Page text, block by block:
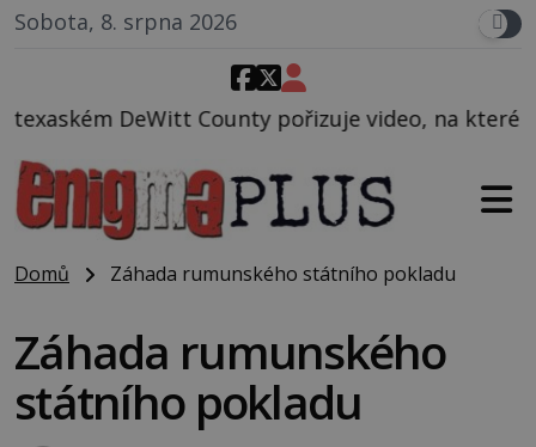
Sobota, 8. srpna 2026
pořizuje video, na kterém před jeho vozem
Domů Záhada rumunského státního pokladu
Záhada rumunského
státního pokladu